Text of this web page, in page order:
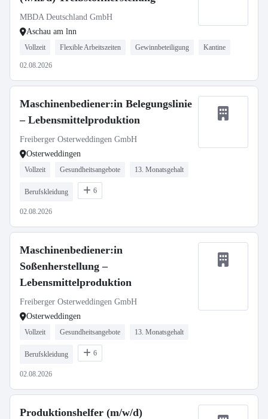
MBDA Deutschland GmbH
Aschau am lnn
Vollzeit Flexible Arbeitszeiten Gewinnbeteiligung Kantine
02.08.2026
Maschinenbediener:in Belegungslinie
– Lebensmittelproduktion
Freiberger Osterweddingen GmbH
Osterweddingen
Vollzeit Gesundheitsangebote 13. Monatsgehalt
Berufskleidung 6
02.08.2026
Maschinenbediener:in
Soßenherstellung –
Lebensmittelproduktion
Freiberger Osterweddingen GmbH
Osterweddingen
Vollzeit Gesundheitsangebote 13. Monatsgehalt
Berufskleidung 6
02.08.2026
Produktionshelfer (m/w/d)